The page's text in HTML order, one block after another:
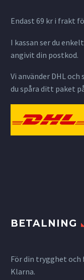
Endast 69 kr i frakt
I kassan ser du
angivit din postkod.
Vi använder DHL
du spåra ditt paket
BETALNING
För din trygghet och
Klarna.